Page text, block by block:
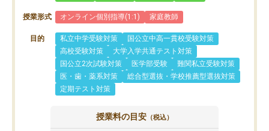
授業形式 オンライン個別指導(1:1) 家庭教師
目的 私立中学受験対策
国公立中高一貫校受験対策
高校受験対策
大学入学共通テスト対策
国公立2次試験対策
医学部受験
難関私立受験対策
医・歯・薬系対策
総合型選抜・学校推薦型選抜対策
定期テスト対策
授業料の目安 （税込）